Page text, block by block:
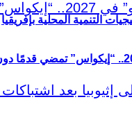
التنمية المحلية بإفريقيا